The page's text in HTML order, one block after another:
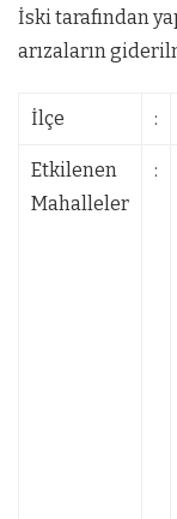
İski tarafından
arızaların
İlçe :
Etkilenen
Mahalleler
: